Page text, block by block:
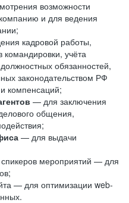
возможности
и для ведения
кадровой работы,
учёта
обязанностей,
законодательством РФ
компенсаций;
— для заключения
общения,
— для выдачи
спикеров мероприятий — для
— для оптимизации web-